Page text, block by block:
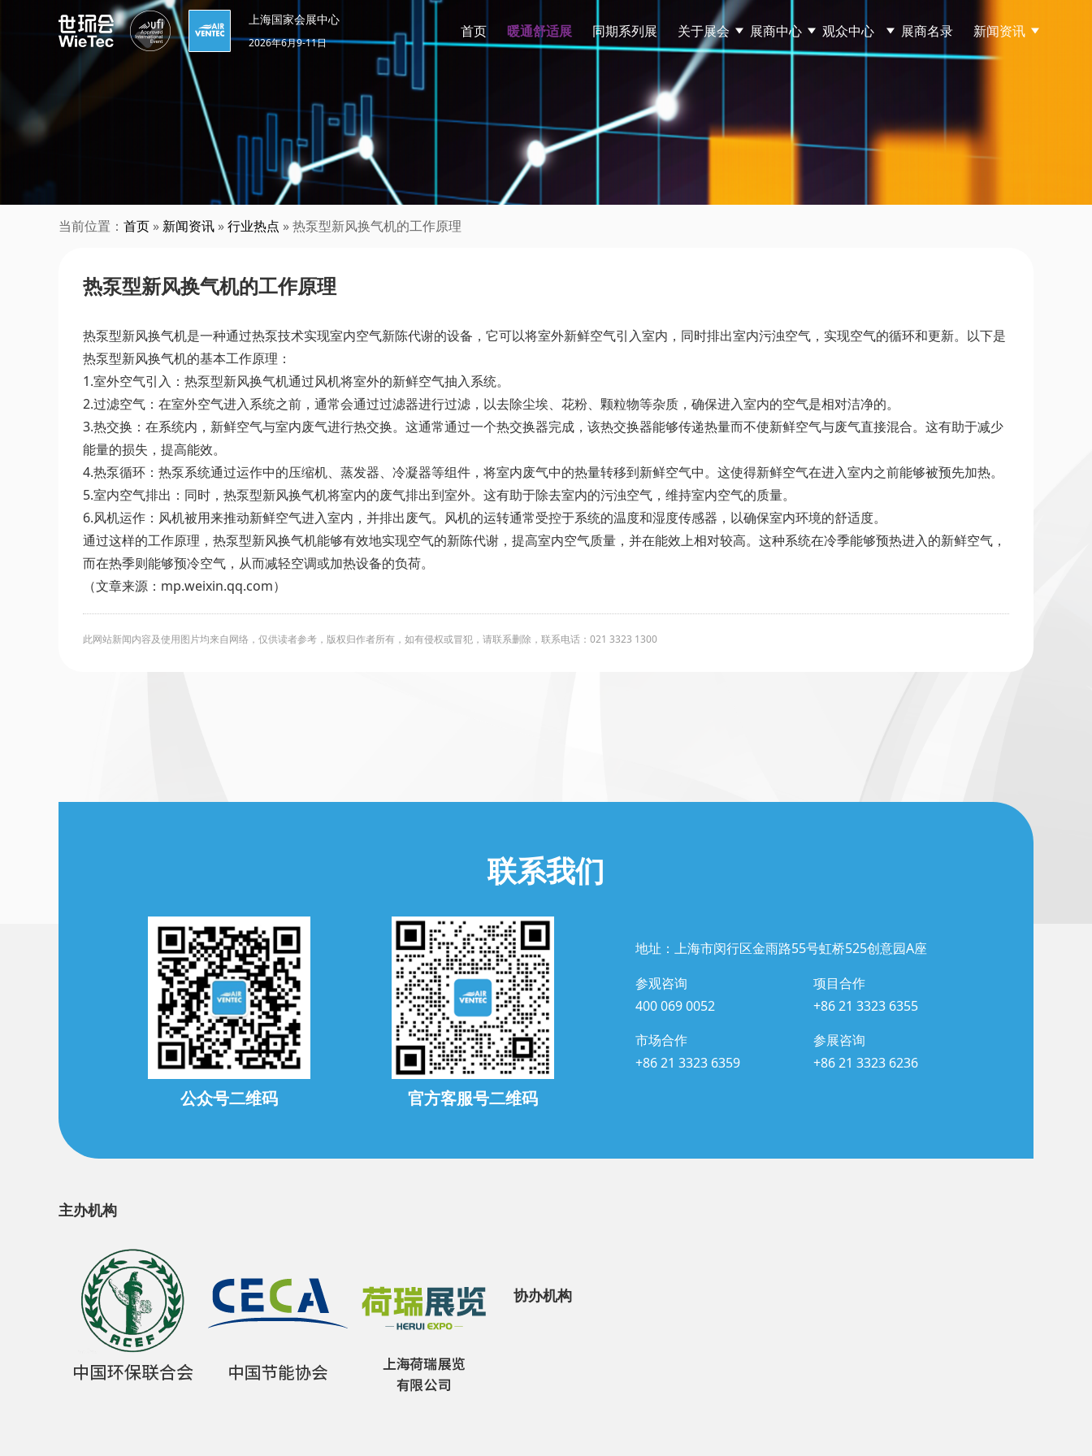
上海国家会展中心
2026年6月9-11日
首页 暖通舒适展 同期系列展 关于展会 展商中心 观众中心 展商名录 新闻资讯
当前位置： 首页 » 新闻资讯 »行业热点 » 热泵型新风换气机的工作原理
热泵型新风换气机的工作原理
热泵型新风换气机是一种通过热泵技术实现室内空气新陈代谢的设备，它可以将室外新鲜空气引入室内，同时排出室内污浊空气，实现空气的循环和更新。以下是
热泵型新风换气机的基本工作原理：
1.室外空气引入：热泵型新风换气机通过风机将室外的新鲜空气抽入系统。
2.过滤空气：在室外空气进入系统之前，通常会通过过滤器进行过滤，以去除尘埃、花粉、颗粒物等杂质，确保进入室内的空气是相对洁净的。
3.热交换：在系统内，新鲜空气与室内废气进行热交换。这通常通过一个热交换器完成，该热交换器能够传递热量而不使新鲜空气与废气直接混合。这有助于减少
能量的损失，提高能效。
4.热泵循环：热泵系统通过运作中的压缩机、蒸发器、冷凝器等组件，将室内废气中的热量转移到新鲜空气中。这使得新鲜空气在进入室内之前能够被预先加热。
5.室内空气排出：同时，热泵型新风换气机将室内的废气排出到室外。这有助于除去室内的污浊空气，维持室内空气的质量。
6.风机运作：风机被用来推动新鲜空气进入室内，并排出废气。风机的运转通常受控于系统的温度和湿度传感器，以确保室内环境的舒适度。
通过这样的工作原理，热泵型新风换气机能够有效地实现空气的新陈代谢，提高室内空气质量，并在能效上相对较高。这种系统在冷季能够预热进入的新鲜空气，
而在热季则能够预冷空气，从而减轻空调或加热设备的负荷。
（文章来源：mp.weixin.qq.com）
此网站新闻内容及使用图片均来自网络，仅供读者参考，版权归作者所有，如有侵权或冒犯，请联系删除，联系电话：021 3323 1300
联系我们
公众号二维码 官方客服号二维码
地址：上海市闵行区金雨路55号虹桥525创意园A座
参观咨询
400 069 0052
项目合作
+86 21 3323 6355
市场合作
+86 21 3323 6359
参展咨询
+86 21 3323 6236
主办机构
协办机构